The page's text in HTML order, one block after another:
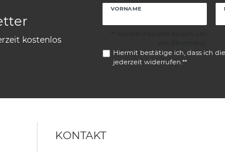
kostenlos
VORNAME
Hiermit bestätige ich, dass ich die
jederzeit widerrufen.**
KONTAKT